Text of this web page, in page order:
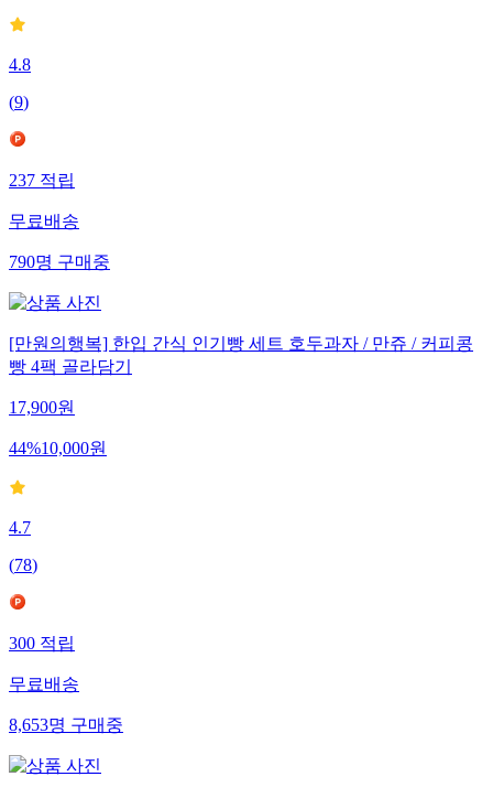
4.8
(9)
237적립
무료배송
790명구매중
[만원의행복] 한입 간식 인기빵 세트 호두과자 / 만쥬 / 커피콩
빵 4팩 골라담기
17,900원
44%10,000원
4.7
(78)
300적립
무료배송
8,653명구매중